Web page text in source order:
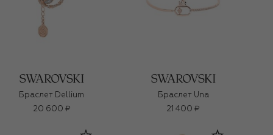
Браслет Dellium
20 600 ₽
Браслет Una
21 400 ₽